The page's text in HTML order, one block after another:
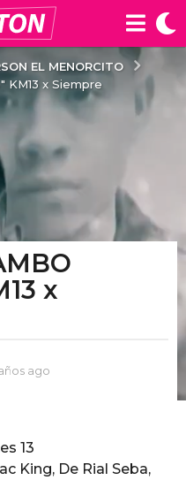
EL MENORCITO
KM13 x Siempre
x
ago
g
13
King, De Rial Seba,